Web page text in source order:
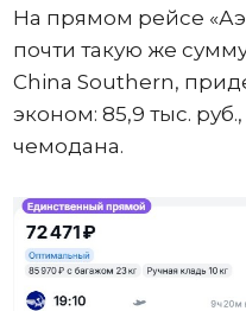
На прямом рейсе
почти такую же
China Southern,
эконом: 85,9 тыс.
чемодана.